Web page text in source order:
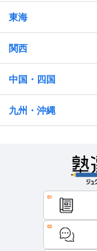
東海
関西
中国・四国
九州・沖縄